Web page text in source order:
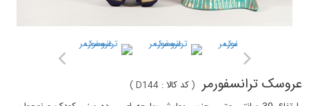
عروسک ترانسفورمر (کد کالا : D144
)